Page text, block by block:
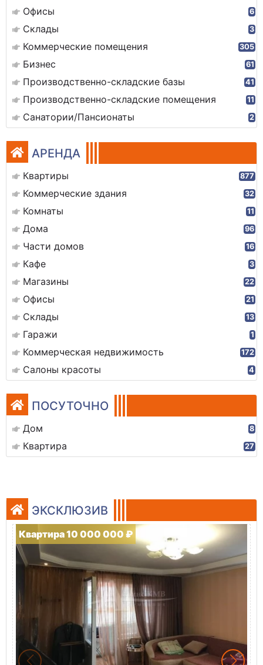
Офисы 6
Склады 3
Коммерческие помещения 305
Бизнес 61
Производственно-складские базы 41
Производственно-складские помещения 11
Санатории/Пансионаты 2
АРЕНДА
Квартиры 877
Коммерческие здания 32
Комнаты 11
Дома 96
Части домов 16
Кафе 3
Магазины 22
Офисы 21
Склады 13
Гаражи 1
Коммерческая недвижимость 172
Салоны красоты 4
ПОСУТОЧНО
Дом 8
Квартира 27
ЭКСКЛЮЗИВ
Квартира 10 000 000 ₽